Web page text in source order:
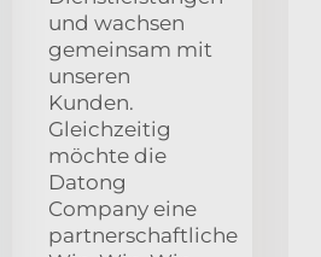
und wachsen
gemeinsam mit
unseren
Kunden.
Gleichzeitig
möchte die
Datong
Company eine
partnerschaftliche